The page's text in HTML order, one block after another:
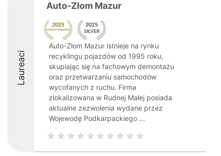
Laureaci
Auto-Złom Mazur
Auto-Złom Mazur istnieje na rynku
recyklingu pojazdów od 1995 roku,
skupiając się na fachowym demontażu
oraz przetwarzaniu samochodów
wycofanych z ruchu. Firma
zlokalizowana w Rudnej Małej posiada
aktualne zezwolenia wydane przez
Wojewodę Podkarpackiego ...